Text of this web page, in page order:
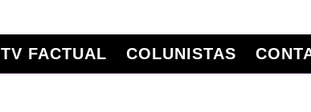
TV FACTUAL COLUNISTAS